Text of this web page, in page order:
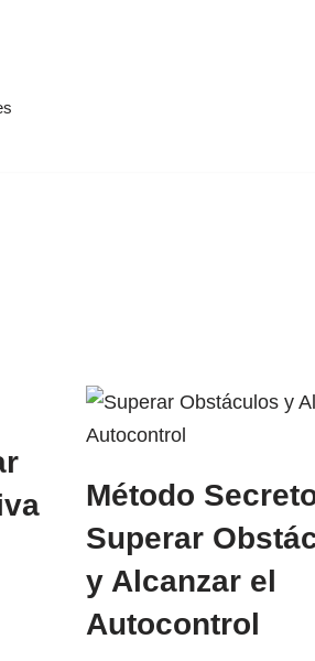
Método
Superar
y Alcanzar el
Autocontrol